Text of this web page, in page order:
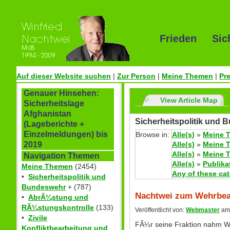
Frieden
Auf dieser Website suchen | Zur Person | Meine Themen |
Genauer Hinsehen:
Sicherheitslage
Afghanistan
(Lageberichte +
Einzelmeldungen) bis
2019
Navigation Themen
Meine Themen (2454)
• Sicherheitspolitik und
Bundeswehr+ (787)
• AbrÃ¼stung und
RÃ¼stungskontrolle (133)
• Zivile
Konfliktbearbeitung und
View Article Map
Sicherheitspolitik und
Browse in: Alle(s) » Meine
Alle(s) » Meine
Alle(s) » Meine
Alle(s) »
Any of these
Nachtwei zum
Veröffentlicht von: Webmaster
FÃ¼r seine Fraktion nahm